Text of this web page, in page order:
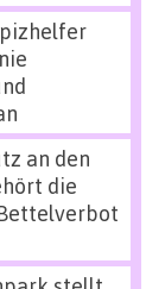
an den
die